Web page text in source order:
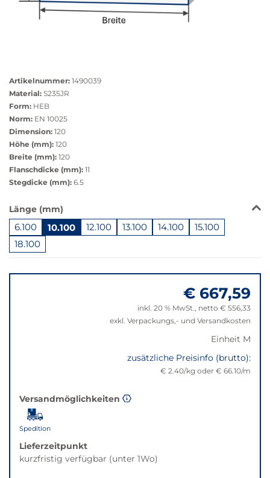
anzeigen
Artikelnummer: 1490039
Material: S235JR
Form: HEB
Norm: EN 10025
Dimension: 120
Höhe (mm): 120
Breite (mm): 120
Flanschdicke (mm): 11
Stegdicke (mm): 6.5
Das
Produkt
ist
in
dieser
beste
Alternative
der
gewünschten
Variante.
Länge (mm)
6.100 10.100 12.100 13.100 14.100
15.100
18.100
zu
€ 667,59
inkl. 20 % MwSt., netto € 556,33
exkl. Verpackungs,- und Versandkosten
Einheit M
zusätzliche Preisinfo (brutto):
€ 2.40/kg oder € 66.10/m
Versandmöglichkeiten
Spedition
Lieferzeitpunkt
kurzfristig verfügbar (unter 1Wo)